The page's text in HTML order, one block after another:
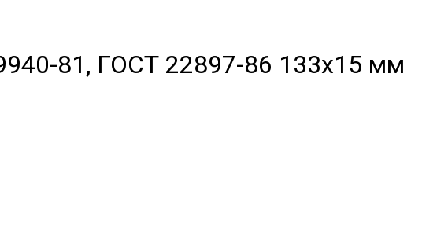
81, ГОСТ 22897-86 133х15 мм